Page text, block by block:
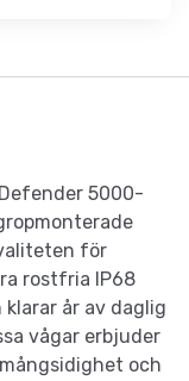
5000-
för
rostfria IP68
år av daglig
vågar erbjuder
och